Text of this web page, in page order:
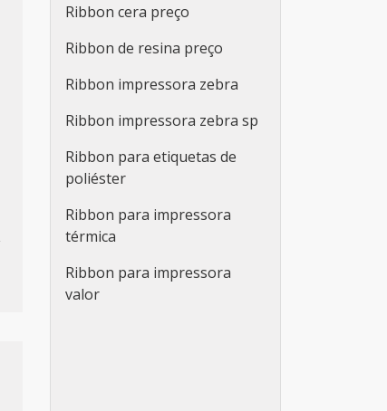
Ribbon cera preço
Ribbon de resina preço
Ribbon impressora zebra
Ribbon impressora zebra sp
Ribbon para etiquetas de
poliéster
Ribbon para impressora
térmica
Ribbon para impressora
valor